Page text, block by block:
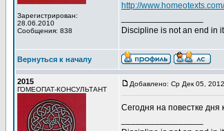
Зарегистрирован:
28.06.2010
Сообщения: 838
http://
Discipline is not an end in
Вернуться к началу
2015
ГОМЕОПАТ-КОНСУЛЬТАНТ
Добавлено: Ср Дек 05,
Сегодня на повестке дня